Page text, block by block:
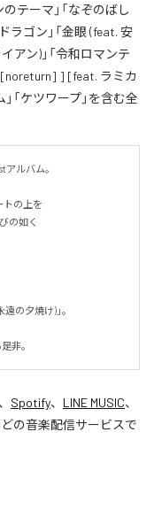
テーマ」「なぞのばし
ラゴン」「金眼 (feat. 安
アン)」「令和ロマンテ
[noreturn] ] [feat. ラミカ
「ケツワープ」を含む全
アルバム。
トの上を
の如く
の夕焼け)」。
非。
、 Spotify、 LINE MUSIC、
の音楽配信サービスで